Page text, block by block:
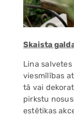
Skaista
Lina
viesmīlības
tā vai
pirkstu
estētikas